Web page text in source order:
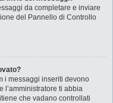
da completare e inviare
del Pannello di Controllo
i messaggi inseriti devono
l’amministratore ti abbia
che vadano controllati